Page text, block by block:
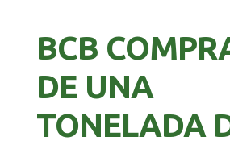
BCB
DE UNA
TONELADA